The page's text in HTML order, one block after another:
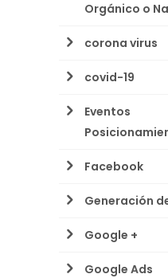
Orgánico o
corona virus
covid-19
Eventos
Facebook
Generación
Google +
Google Ads